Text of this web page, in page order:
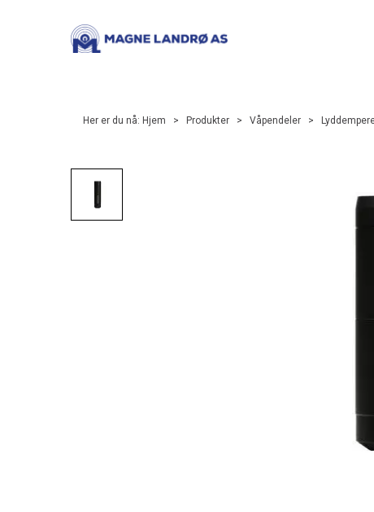
Her er du nå: Hjem > Produkter > Våpendeler >